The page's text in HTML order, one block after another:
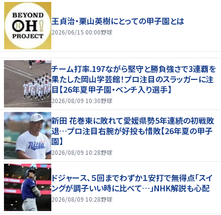
王貞治・栗山英樹にとっての甲子園とは
2026/06/15 00:00野球
チーム打率.197ながら堅守と勝負強さで3連覇を
果たした岡山学芸館！プロ注目のスラッガーに注
目【26年夏甲子園・ベンチ入り選手】
2026/08/09 10:30野球
新田 花巻東に敗れて愛媛県勢5年連続の初戦敗
退…プロ注目右腕が好投も惜敗【26年夏の甲子
園】
2026/08/09 10:28野球
ドジャース、５回までわずか１安打で無得点「スイ
ングが調子いい時に比べて…」NHK解説も心配
2026/08/09 10:28野球